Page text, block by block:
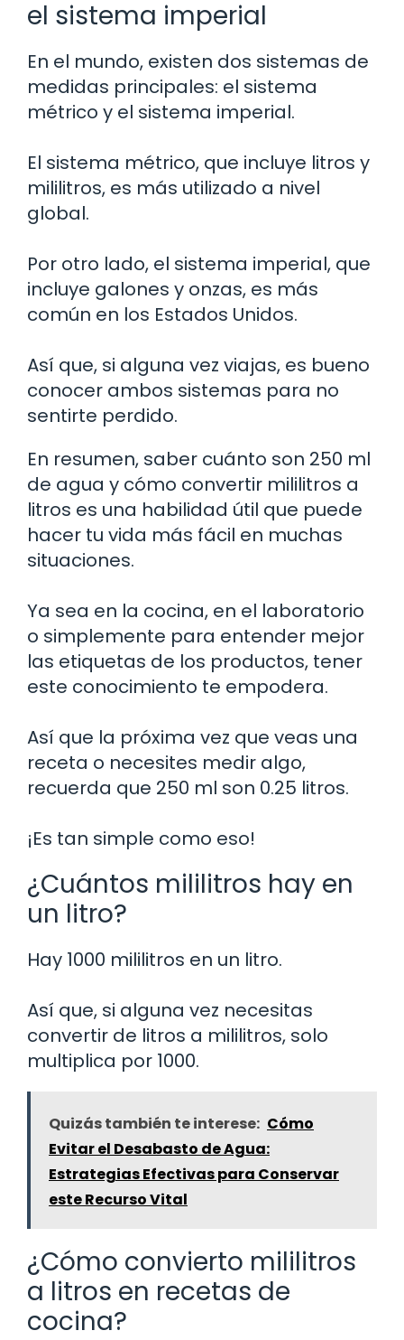
el sistema imperial
En el mundo, existen dos sistemas de
medidas principales: el sistema
métrico y el sistema imperial.
El sistema métrico, que incluye litros y
mililitros, es más utilizado a nivel
global.
Por otro lado, el sistema imperial, que
incluye galones y onzas, es más
común en los Estados Unidos.
Así que, si alguna vez viajas, es bueno
conocer ambos sistemas para no
sentirte perdido.
En resumen, saber cuánto son 250 ml
de agua y cómo convertir mililitros a
litros es una habilidad útil que puede
hacer tu vida más fácil en muchas
situaciones.
Ya sea en la cocina, en el laboratorio
o simplemente para entender mejor
las etiquetas de los productos, tener
este conocimiento te empodera.
Así que la próxima vez que veas una
receta o necesites medir algo,
recuerda que 250 ml son 0.25 litros.
¡Es tan simple como eso!
¿Cuántos mililitros hay en
un litro?
Hay 1000 mililitros en un litro.
Así que, si alguna vez necesitas
convertir de litros a mililitros, solo
multiplica por 1000.
Quizás también te interese: Cómo
Evitar el Desabasto de Agua:
Estrategias Efectivas para Conservar
este Recurso Vital
¿Cómo convierto mililitros
a litros en recetas de
cocina?